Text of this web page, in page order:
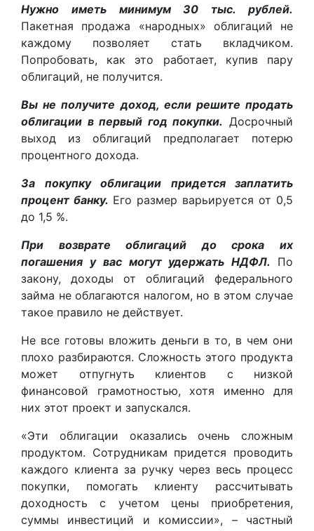
Нужно иметь минимум 30 тыс. рублей.
Пакетная продажа «народных» облигаций не
каждому позволяет стать вкладчиком.
Попробовать, как это работает, купив пару
облигаций, не получится.
Вы не получите доход, если решите продать
облигации в первый год покупки. Досрочный
выход из облигаций предполагает потерю
процентного дохода.
За покупку облигации придется заплатить
процент банку. Его размер варьируется от 0,5
до 1,5 %.
При возврате облигаций до срока их
погашения у вас могут удержать НДФЛ.
По
закону, доходы от облигаций федерального
займа не облагаются налогом, но в этом случае
такое правило не действует.
Не все готовы вложить деньги в то, в чем они
плохо разбираются. Сложность этого продукта
может отпугнуть клиентов с низкой
финансовой грамотностью, хотя именно для
них этот проект и запускался.
«Эти облигации оказались очень сложным
продуктом. Сотрудникам придется проводить
каждого клиента за ручку через весь процесс
покупки, помогать клиенту рассчитывать
доходность с учетом цены приобретения,
суммы инвестиций и комиссии», – частный